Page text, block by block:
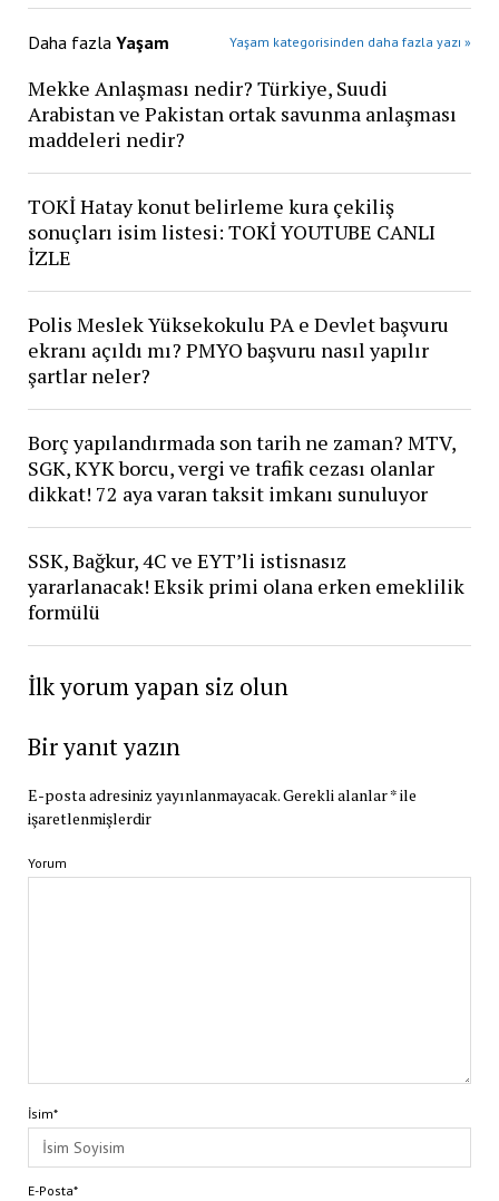
Daha fazla Yaşam Yaşam kategorisinden daha fazla yazı »
Mekke Anlaşması nedir? Türkiye, Suudi
Arabistan ve Pakistan ortak savunma anlaşması
maddeleri nedir?
TOKİ Hatay konut belirleme kura çekiliş
sonuçları isim listesi: TOKİ YOUTUBE CANLI
İZLE
Polis Meslek Yüksekokulu PA e Devlet başvuru
ekranı açıldı mı? PMYO başvuru nasıl yapılır
şartlar neler?
Borç yapılandırmada son tarih ne zaman? MTV,
SGK, KYK borcu, vergi ve trafik cezası olanlar
dikkat! 72 aya varan taksit imkanı sunuluyor
SSK, Bağkur, 4C ve EYT’li istisnasız
yararlanacak! Eksik primi olana erken emeklilik
formülü
İlk yorum yapan siz olun
Bir yanıt yazın
E-posta adresiniz yayınlanmayacak.Gerekli alanlar*ile
işaretlenmişlerdir
Yorum
İsim*
E-Posta*